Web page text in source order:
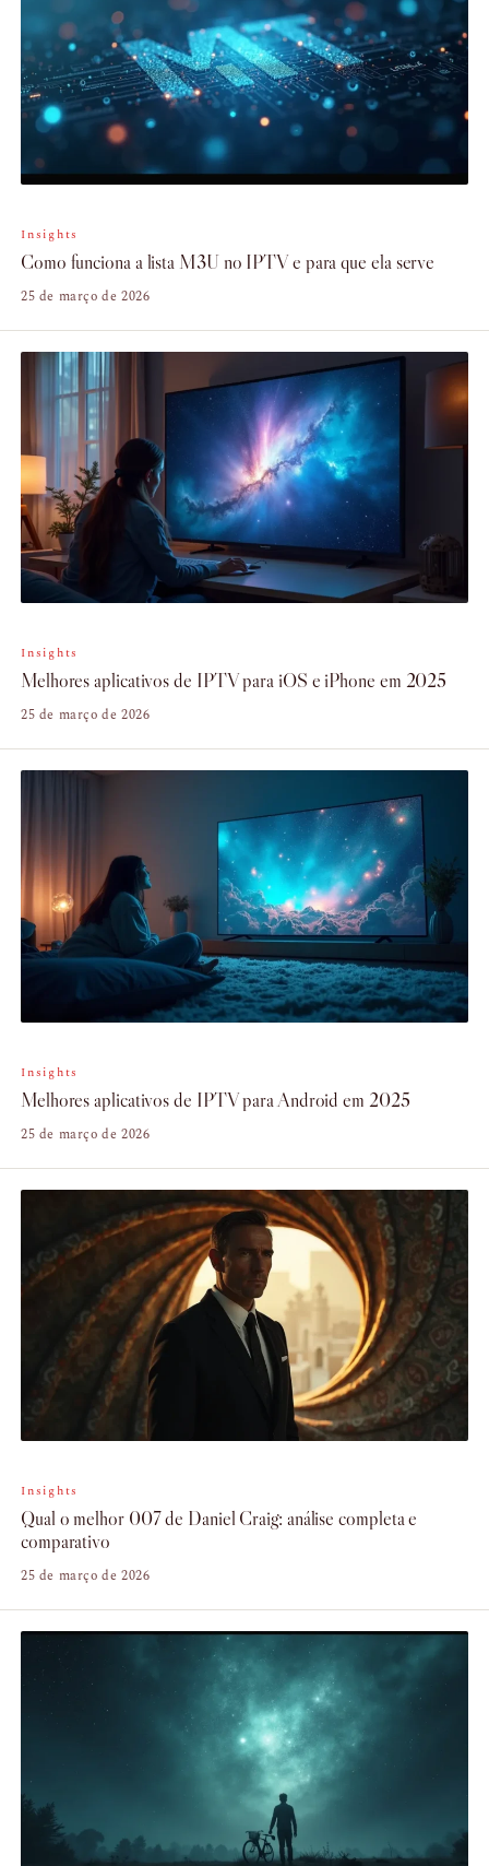
Insights
Como funciona a lista M3U no IPTV e para que ela serve
25 de março de 2026
Insights
Melhores aplicativos de IPTV para iOS e iPhone em 2025
25 de março de 2026
Insights
Melhores aplicativos de IPTV para Android em 2025
25 de março de 2026
Insights
Qual o melhor 007 de Daniel Craig: análise completa e
comparativo
25 de março de 2026